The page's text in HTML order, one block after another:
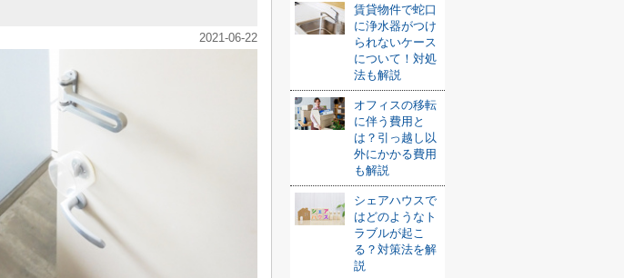
2021-06-22
賃貸物件で蛇口
に浄水器がつけ
られないケース
について！対処
法も解説
オフィスの移転
に伴う費用と
は？引っ越し以
外にかかる費用
も解説
シェアハウスで
はどのようなト
ラブルが起こ
る？対策法を解
説